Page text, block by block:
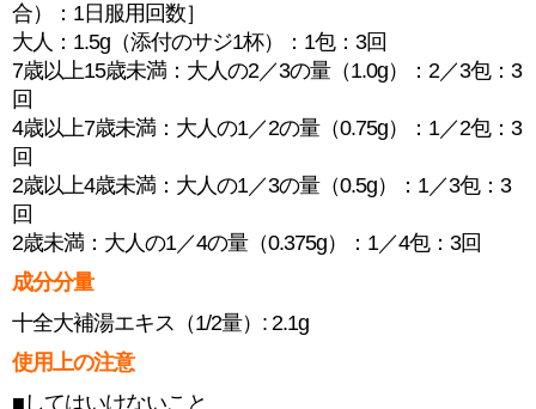
合）：1日服用回数］
大人：1.5g（添付のサジ1杯）：1包：3回
7歳以上15歳未満：大人の2／3の量（1.0g）：2／3包：3
回
4歳以上7歳未満：大人の1／2の量（0.75g）：1／2包：3
回
2歳以上4歳未満：大人の1／3の量（0.5g）：1／3包：3
回
2歳未満：大人の1／4の量（0.375g）：1／4包：3回
成分分量
十全大補湯エキス（1/2量）: 2.1g
使用上の注意
■してはいけないこと